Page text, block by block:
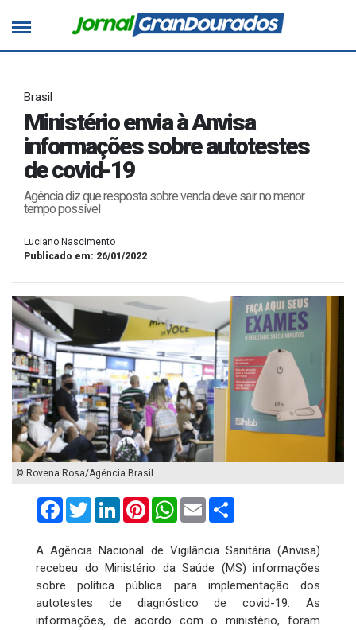
Brasil
Ministério envia à Anvisa
informações sobre autotestes
de covid-19
Agência diz que resposta sobre venda deve sair no menor
tempo possível
Luciano Nascimento
Publicado em: 26/01/2022
© Rovena Rosa/Agência Brasil
FacebookTwitterLinkedInPinterestWhatsApp
Email
A Agência Nacional de Vigilância Sanitária (Anvisa)
recebeu do Ministério da Saúde (MS) informações
sobre política pública para implementação dos
autotestes de diagnóstico de covid-19. As
informações, de acordo com o ministério, foram